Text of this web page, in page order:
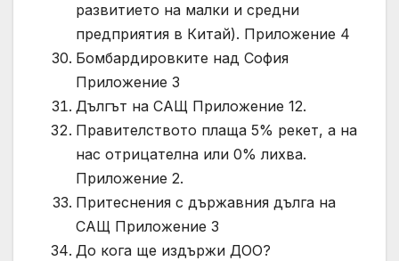
развитието на малки и средни
предприятия в Китай). Приложение 4
Бомбардировките над София
Приложение 3
Дългът на САЩ Приложение 12.
Правителството плаща 5% рекет, а на
нас отрицателна или 0% лихва.
Приложение 2.
Притеснения с държавния дълга на
САЩ Приложение 3
До кога ще издържи ДОО?